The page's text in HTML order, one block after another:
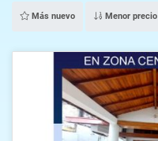
Más nuevo Menor precio